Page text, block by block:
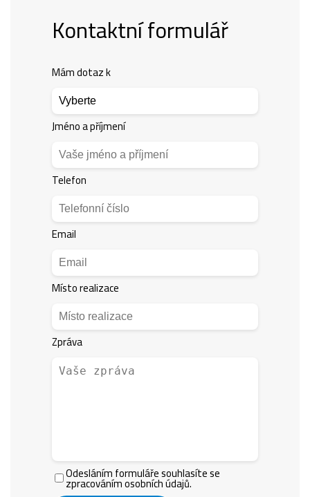
Kontaktní formulář
Mám dotaz k
Jméno a příjmení
Telefon
Email
Místo realizace
Zpráva
Odesláním formuláře souhlasíte se
zpracováním osobních údajů.